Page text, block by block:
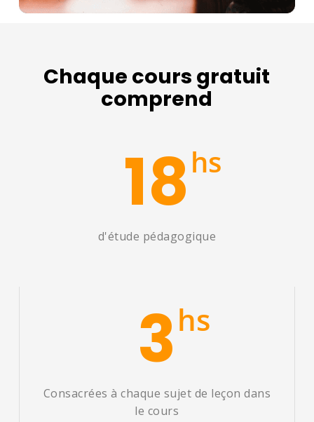
Chaque cours gratuit
comprend
18hs
d'étude pédagogique
3hs
Consacrées à chaque sujet de leçon dans
le cours